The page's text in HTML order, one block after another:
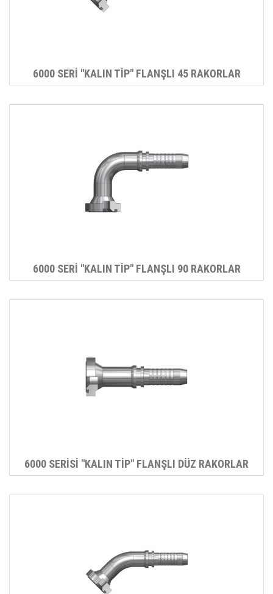
6000 SERİ "KALIN TİP" FLANŞLI 45 RAKORLAR
6000 SERİ "KALIN TİP" FLANŞLI 90 RAKORLAR
6000 SERİSİ "KALIN TİP" FLANŞLI DÜZ RAKORLAR